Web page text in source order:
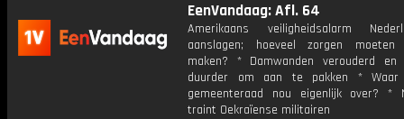
EenVandaag: Afl. 64
Amerikaans veiligheidsalarm
aanslagen; hoeveel zorgen
maken? * Damwanden verouderd
duurder om aan te pakken *
gemeenteraad nou eigenlijk over? *
traint Oekraïense militairen